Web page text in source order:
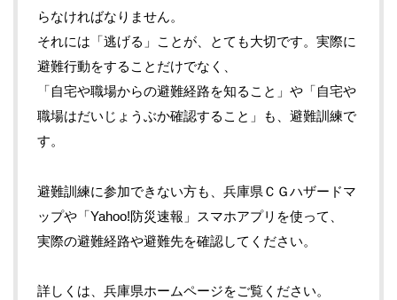
らなければなりません。
それには「逃げる」ことが、とても大切です。実際に
避難行動をすることだけでなく、
「自宅や職場からの避難経路を知ること」や「自宅や
職場はだいじょうぶか確認すること」も、避難訓練で
す。
避難訓練に参加できない方も、兵庫県ＣＧハザードマ
ップや「Yahoo!防災速報」スマホアプリを使って、
実際の避難経路や避難先を確認してください。
詳しくは、兵庫県ホームページをご覧ください。